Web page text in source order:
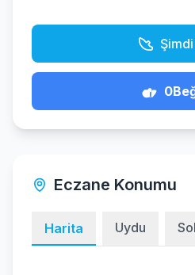
0
Eczane Konumu
Harita Uydu